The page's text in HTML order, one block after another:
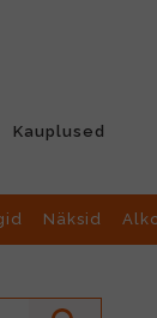
Kauplused
Näksid